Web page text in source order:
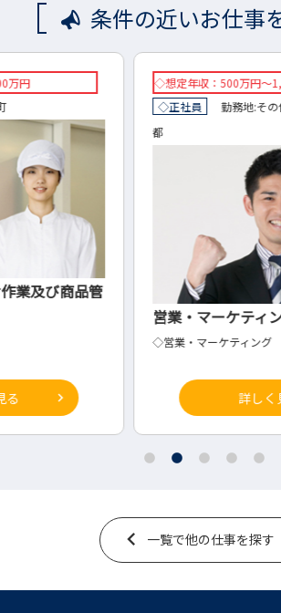
条件の近いお仕事
品管
◇想定年収：500万円～1,000万円
勤務地:その他全国各地
都
営業・マーケティング
◇営業・マーケティング
詳しく見る
一覧で他の仕事を探す